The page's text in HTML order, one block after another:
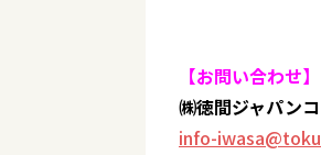
【お問い合わせ】
㈱徳間ジャパン
info-